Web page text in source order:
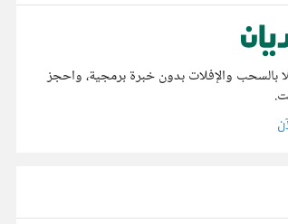
والإفلات بدون خبرة برمجية، واحجز